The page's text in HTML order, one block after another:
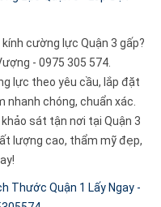
cường lực Quận 3 gấp?
- 0975 305 574.
lực theo yêu cầu, lắp đặt
nhanh chóng, chuẩn xác.
sát tận nơi tại Quận 3
lượng cao, thẩm mỹ đẹp,
Thước Quận 1 Lấy Ngay -